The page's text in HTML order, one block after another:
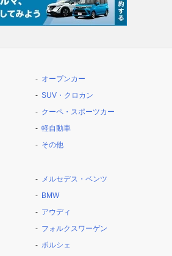
オープンカー
SUV・クロカン
クーペ・スポーツカー
軽自動車
その他
メルセデス・ベンツ
BMW
アウディ
フォルクスワーゲン
ポルシェ